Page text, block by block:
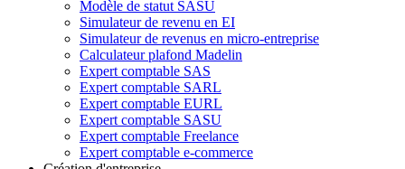
Modèle de statut SASU
Simulateur de revenu en EI
Simulateur de revenus en micro-entreprise
Calculateur plafond Madelin
Expert comptable SAS
Expert comptable SARL
Expert comptable EURL
Expert comptable SASU
Expert comptable Freelance
Expert comptable e-commerce